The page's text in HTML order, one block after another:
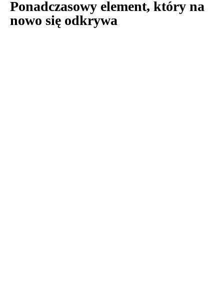
Ponadczasowy element, który na
nowo się odkrywa